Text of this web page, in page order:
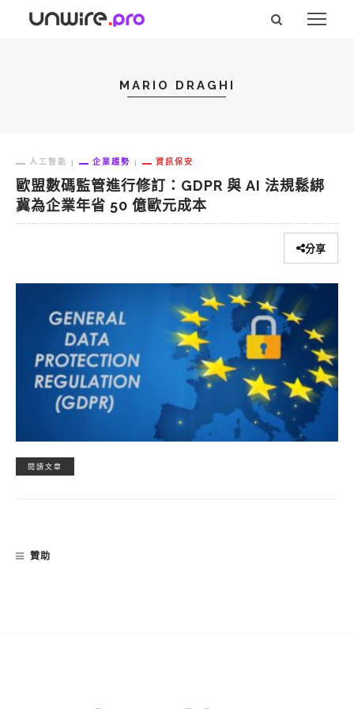
MARIO DRAGHI
人工智能 企業趨勢 資訊保安
歐盟數碼監管進行修訂：GDPR 與 AI 法規鬆綁
冀為企業年省 50 億歐元成本
分享
閱讀文章
贊助